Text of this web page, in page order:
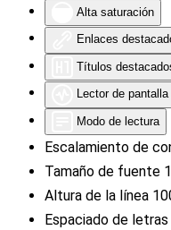
Alta saturación
Enlaces
Títulos
Lector de pantalla
Modo de lectura
Escalamiento de
Tamaño de fuente
Altura de la línea
Espaciado de letras